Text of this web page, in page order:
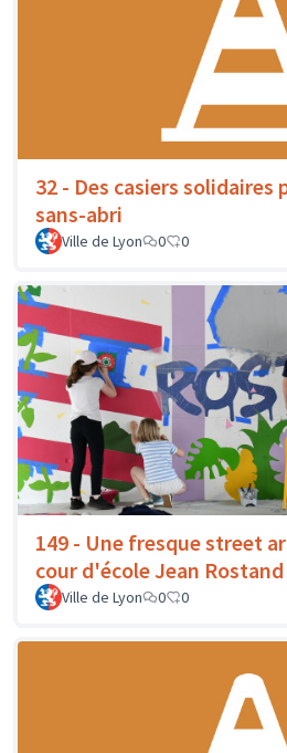
32 - Des casiers solidaires
sans-abri
Ville de Lyon 0 0
149 - Une fresque street
cour d'école Jean Rostand
Ville de Lyon 0 0